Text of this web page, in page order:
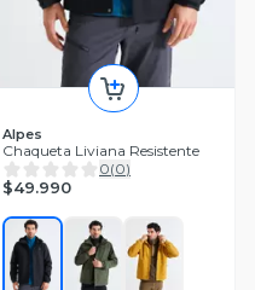
Alpes
Chaqueta Liviana Resistente
0(0)
$49.990